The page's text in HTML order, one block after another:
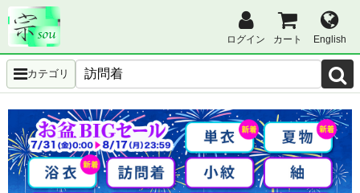
ログイン カート English
カテゴリ